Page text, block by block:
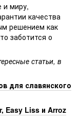
и миру,
качества
решением как
заботится о
статьи, в
для славянского
Easy Liss и Arroz